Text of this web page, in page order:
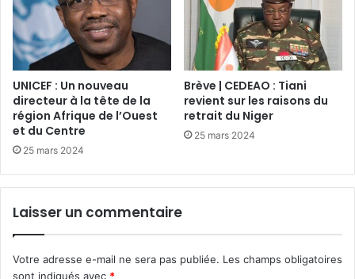
UNICEF : Un nouveau
directeur à la tête de la
région Afrique de l’Ouest
et du Centre
25 mars 2024
Brève | CEDEAO : Tiani
revient sur les raisons du
retrait du Niger
25 mars 2024
Laisser un commentaire
Votre adresse e-mail ne sera pas publiée. Les champs obligatoires
sont indiqués avec *